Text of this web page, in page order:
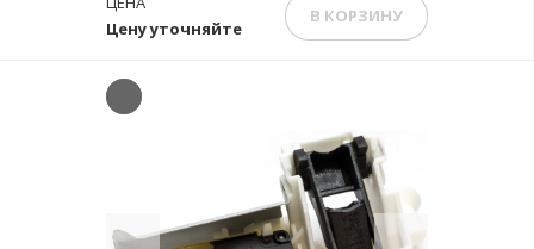
Цену уточняйте
В КОРЗИНУ
Previous Next